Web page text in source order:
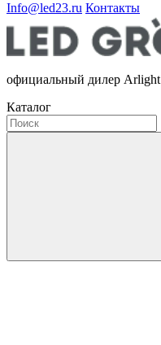
Info@led23.ru Контакты
официальный дилер Arlight
Каталог